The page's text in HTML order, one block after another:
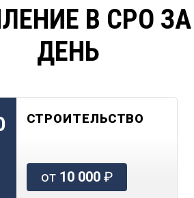
В СРО
ДЕНЬ
СТРОИТЕЛЬСТВО
от 10 000₽